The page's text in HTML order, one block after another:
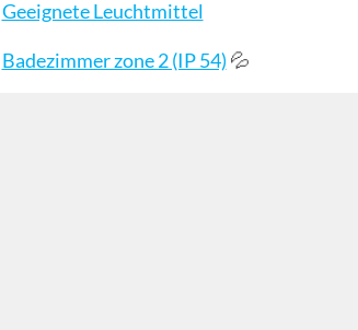
Geeignete Leuchtmittel
Badezimmer zone 2 (IP 54) 💦